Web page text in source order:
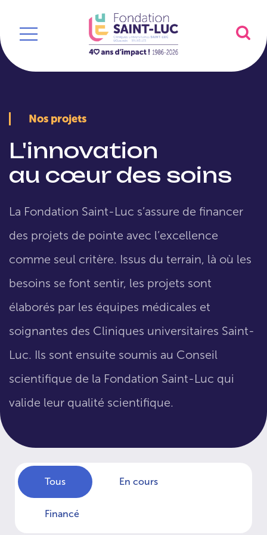
Nos projets
L'innovation
au cœur des soins
La Fondation Saint-Luc s’assure de financer
des projets de pointe avec l’excellence
comme seul critère. Issus du terrain, là où les
besoins se font sentir, les projets sont
élaborés par les équipes médicales et
soignantes des Cliniques universitaires Saint-
Luc. Ils sont ensuite soumis au Conseil
scientifique de la Fondation Saint-Luc qui
valide leur qualité scientifique.
Tous En cours
Financé